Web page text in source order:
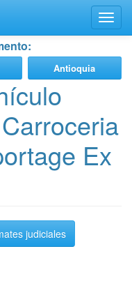
Antioquia
Ex
judiciales